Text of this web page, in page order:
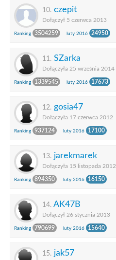
10. czepit
Dołączył 5 czerwca 2013
Ranking 3504259 luty 2016 24950
11. SZarka
Dołączyła 25 września 2014
Ranking 1339545 luty 2016 17673
12. gosia47
Dołączyła 17 czerwca 2012
Ranking 937124 luty 2016 17100
13. jarekmarek
Dołączyła 15 listopada 2012
Ranking 894350 luty 2016 16150
14. AK47B
Dołączył 26 stycznia 2013
Ranking 790699 luty 2016 15640
15. jak57